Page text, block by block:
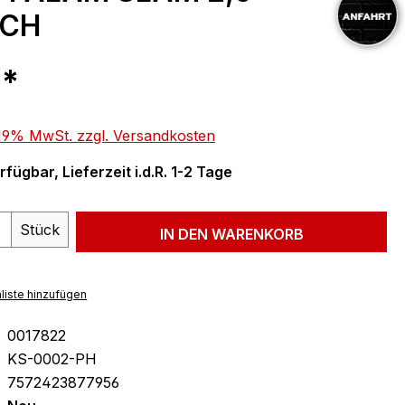
MwSt. zzgl. Versandkosten
Lieferzeit i.d.R. 1-2 Tage
Gib den gewünschten Wert
Stück IN DEN WARENKORB
hinzufügen
0017822
KS-0002-PH
7572423877956